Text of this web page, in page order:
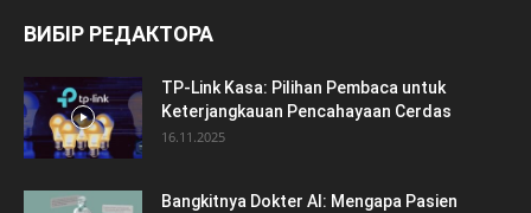
ВИБІР РЕДАКТОРА
TP-Link Kasa: Pilihan Pembaca untuk
Keterjangkauan Pencahayaan Cerdas
16.11.2025
Bangkitnya Dokter AI: Mengapa Pasien